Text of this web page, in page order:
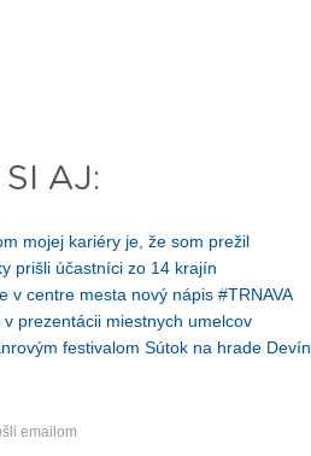
AJ:
mojej kariéry je, že som prežil
prišli účastníci zo 14 krajín
v centre mesta nový nápis #TRNAVA
prezentácii miestnych umelcov
festivalom Sútok na hrade Devín
emailom